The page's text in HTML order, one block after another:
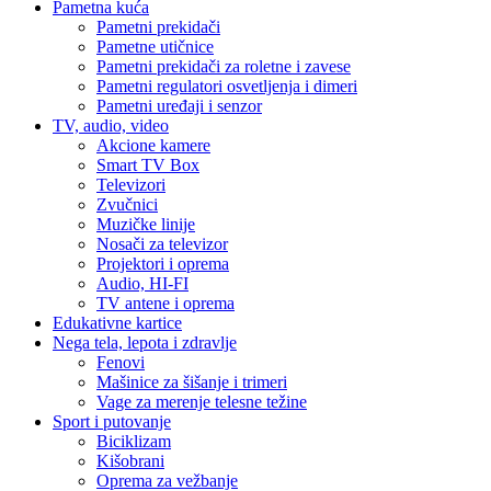
Pametna kuća
Pametni prekidači
Pametne utičnice
Pametni prekidači za roletne i zavese
Pametni regulatori osvetljenja i dimeri
Pametni uređaji i senzor
TV, audio, video
Akcione kamere
Smart TV Box
Televizori
Zvučnici
Muzičke linije
Nosači za televizor
Projektori i oprema
Audio, HI-FI
TV antene i oprema
Edukativne kartice
Nega tela, lepota i zdravlje
Fenovi
Mašinice za šišanje i trimeri
Vage za merenje telesne težine
Sport i putovanje
Biciklizam
Kišobrani
Oprema za vežbanje